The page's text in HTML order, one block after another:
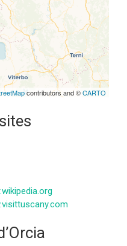
contributors and ©CARTO